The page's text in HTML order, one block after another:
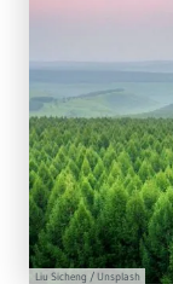
Liu Sicheng / Unsplash